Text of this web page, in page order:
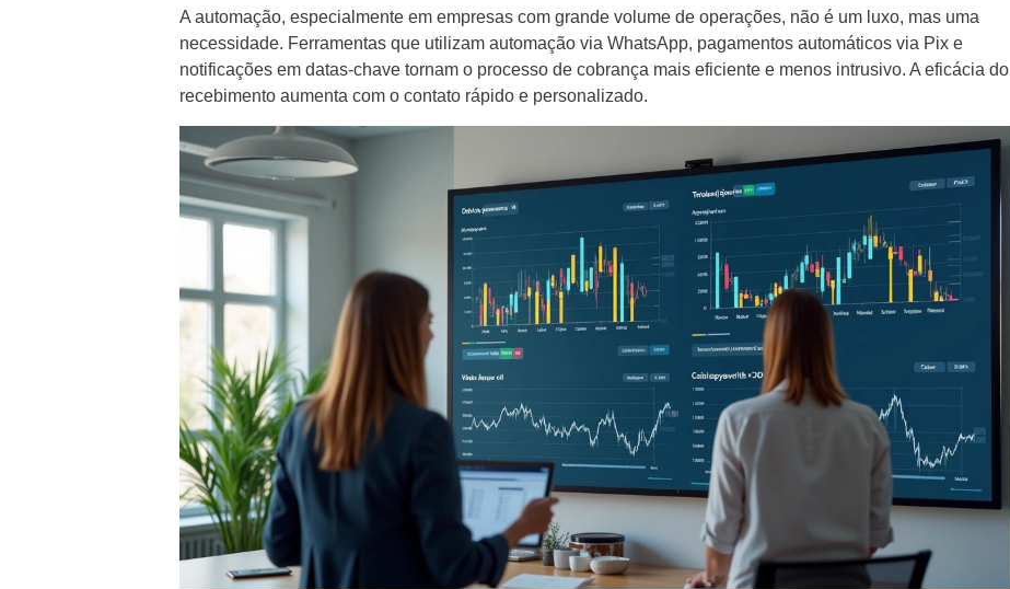
A automação, especialmente em empresas com grande volume de operações, não é um luxo, mas uma
necessidade. Ferramentas que utilizam automação via WhatsApp, pagamentos automáticos via Pix e
notificações em datas-chave tornam o processo de cobrança mais eficiente e menos intrusivo. A eficácia do
recebimento aumenta com o contato rápido e personalizado.